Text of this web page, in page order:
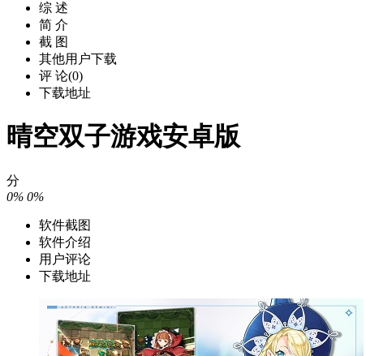
综 述
简 介
截 图
其他用户下载
评 论(0)
下载地址
晴空双子游戏安卓版
分
0% 0%
软件截图
软件介绍
用户评论
下载地址